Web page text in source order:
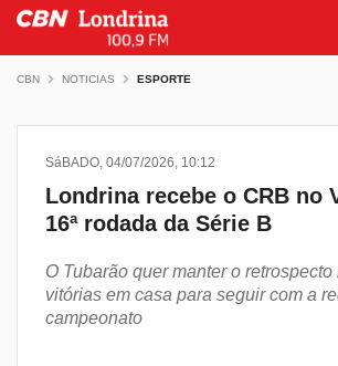
CBN NOTICIAS ESPORTE
SáBADO, 04/07/2026, 10:12
Londrina recebe o CRB no
16ª rodada da Série B
O Tubarão quer manter o retrospecto
vitórias em casa para seguir com a
campeonato